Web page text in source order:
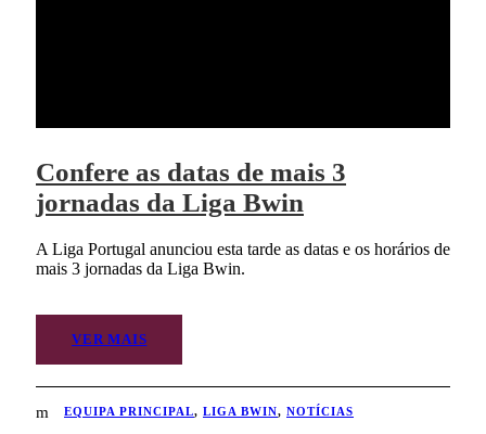
Confere as datas de mais 3
jornadas da Liga Bwin
A Liga Portugal anunciou esta tarde as datas e os horários de
mais 3 jornadas da Liga Bwin.
VER MAIS
EQUIPA PRINCIPAL, LIGA BWIN, NOTÍCIAS